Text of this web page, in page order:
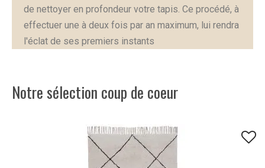
de nettoyer en profondeur votre tapis. Ce procédé, à
effectuer une à deux fois par an maximum, lui rendra
l'éclat de ses premiers instants
Notre sélection coup de coeur